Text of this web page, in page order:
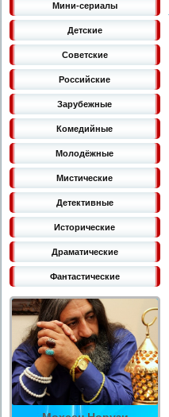
Мини-сериалы
Детские
Советские
Российские
Зарубежные
Комедийные
Молодёжные
Мистические
Детективные
Исторические
Драматические
Фантастические